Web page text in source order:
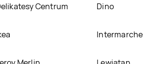
Centrum Dino
Intermarche